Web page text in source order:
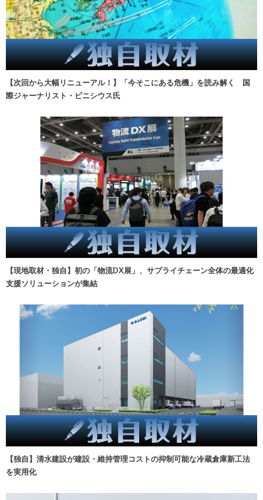
【次回から大幅リニューアル！】「今そこにある危機」を読み解く 国
際ジャーナリスト・ビニシウス氏
【現地取材・独自】初の「物流DX展」、サプライチェーン全体の最適化
支援ソリューションが集結
【独自】清水建設が建設・維持管理コストの抑制可能な冷蔵倉庫新工法
を実用化